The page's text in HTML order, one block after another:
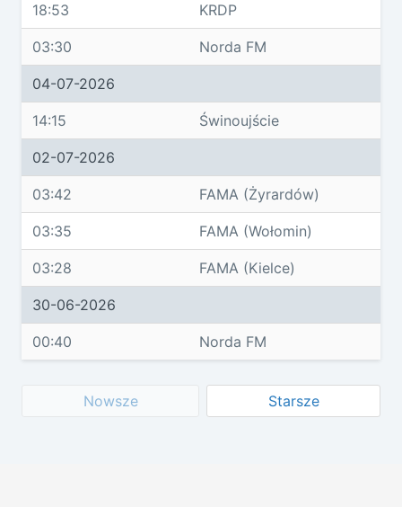
18:53 KRDP
03:30 Norda FM
04-07-2026
14:15 Świnoujście
02-07-2026
03:42 FAMA (Żyrardów)
03:35 FAMA (Wołomin)
03:28 FAMA (Kielce)
30-06-2026
00:40 Norda FM
Nowsze Starsze